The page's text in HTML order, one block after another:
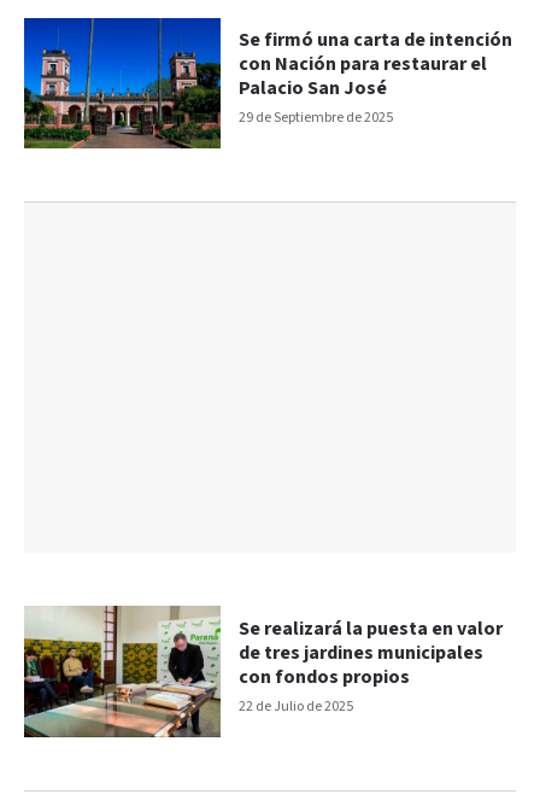
29 de Septiembre de 2025
Se firmó una carta de intención
con Nación para restaurar el
Palacio San José
22 de Julio de 2025
Se realizará la puesta en valor
de tres jardines municipales
con fondos propios